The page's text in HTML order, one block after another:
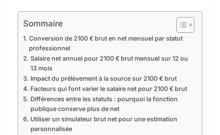
Sommaire
Conversion de 2100 € brut en net mensuel par statut
professionnel
Salaire net annuel pour 2100 € brut mensuel sur 12 ou
13 mois
Impact du prélèvement à la source sur 2100 € brut
Facteurs qui font varier le salaire net pour 2100 € brut
Différences entre les statuts : pourquoi la fonction
publique conserve plus de net
Utiliser un simulateur brut net pour une estimation
personnalisée